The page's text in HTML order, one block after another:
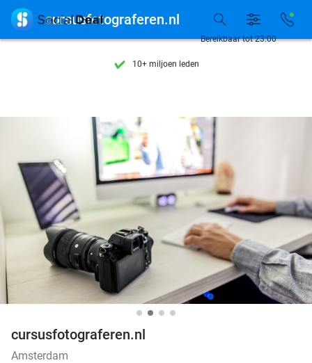
7 dagen per week beschikbaar
10+ miljoen leden
7 dagen per week beschikbaar
10+ miljoen leden
Bereikbaar tot 23:00
 cursusfotograferen.nl
cursusfotograferen.nl
Amsterdam